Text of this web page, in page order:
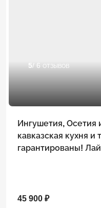
5/ 6 отзывов
Ингушетия, Осетия
кавказская кухня и
гарантированы!
45 900 ₽